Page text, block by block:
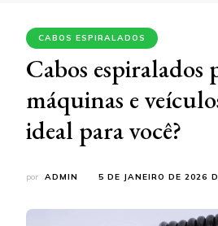
CABOS ESPIRALADOS
Cabos espiralados
máquinas e
ideal para você?
por ADMIN 5 DE JANEIRO DE 2026